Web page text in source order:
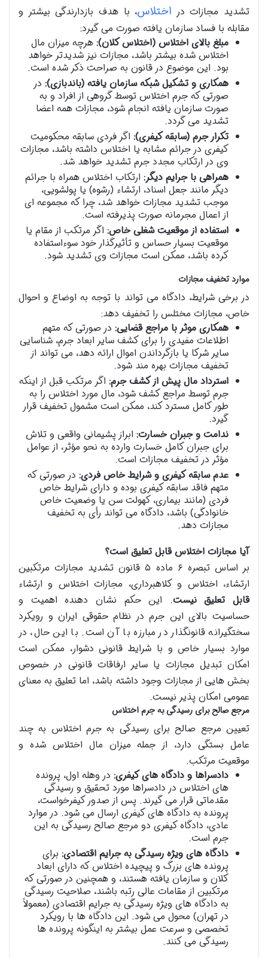
تشدید مجازات در اختلاس، با هدف بازدارندگی بیشتر و
مقابله با فساد سازمان یافته صورت می گیرد:
مبلغ بالای اختلاس (اختلاس کلان): هرچه میزان مال
اختلاس شده بیشتر باشد، مجازات نیز شدیدتر خواهد
بود. این موضوع در قانون به صراحت ذکر شده است.
همکاری و تشکیل شبکه سازمان یافته (باندبازی): در
صورتی که جرم اختلاس توسط گروهی از افراد و به
صورت سازمان یافته انجام شود، مجازات همه اعضا
تشدید می گردد.
تکرار جرم (سابقه کیفری): اگر فردی سابقه محکومیت
کیفری در جرائم مشابه یا اختلاس داشته باشد، مجازات
وی در ارتکاب مجدد جرم تشدید خواهد شد.
همراهی با جرایم دیگر: ارتکاب اختلاس همراه با جرائم
دیگر مانند جعل اسناد، ارتشاء (رشوه) یا پولشویی،
موجب تشدید مجازات خواهد شد، چرا که مجموعه ای
از اعمال مجرمانه صورت پذیرفته است.
استفاده از موقعیت شغلی خاص: اگر مرتکب از مقام یا
موقعیت بسیار حساس و تأثیرگذار خود سوءاستفاده
کرده باشد، ممکن است مجازات وی تشدید شود.
موارد تخفیف مجازات
در برخی شرایط، دادگاه می تواند با توجه به اوضاع و احوال
خاص، مجازات مختلس را تخفیف دهد:
همکاری موثر با مراجع قضایی: در صورتی که متهم
اطلاعات مفیدی را برای کشف سایر ابعاد جرم، شناسایی
سایر شرکا یا بازگرداندن اموال ارائه دهد، می تواند از
تخفیف مجازات بهره مند شود.
استرداد مال پیش از کشف جرم: اگر مرتکب قبل از اینکه
جرم توسط مراجع کشف شود، مال مورد اختلاس را به
طور کامل مسترد کند، ممکن است مشمول تخفیف قرار
گیرد.
ندامت و جبران خسارت: ابراز پشیمانی واقعی و تلاش
برای جبران کامل خسارت وارده به نحو مؤثر، از عوامل
مؤثر در تخفیف مجازات است.
عدم سابقه کیفری و شرایط خاص فردی: در صورتی که
متهم فاقد سابقه کیفری بوده و دارای شرایط خاص
فردی (مانند بیماری، کهولت سن یا وضعیت خاص
خانوادگی) باشد، دادگاه می تواند رأی به تخفیف
مجازات دهد.
آیا مجازات اختلاس قابل تعلیق است؟
بر اساس تبصره ۶ ماده ۵ قانون تشدید مجازات مرتکبین
ارتشاء، اختلاس و کلاهبرداری، مجازات اختلاس و ارتشاء
قابل تعلیق نیست. این حکم نشان دهنده اهمیت و
حساسیت بالای این جرم در نظام حقوقی ایران و رویکرد
سختگیرانه قانونگذار در مبارزه با آن است. با این حال، در
موارد بسیار خاص و با شرایط قانونی دشوار، ممکن است
امکان تبدیل مجازات یا سایر ارفاقات قانونی در خصوص
بخش هایی از مجازات وجود داشته باشد، اما تعلیق به معنای
عمومی امکان پذیر نیست.
مرجع صالح برای رسیدگی به جرم اختلاس
تعیین مرجع صالح برای رسیدگی به جرم اختلاس به چند
عامل بستگی دارد، از جمله میزان مال اختلاس شده و
موقعیت مرتکب.
دادسراها و دادگاه های کیفری: در وهله اول، پرونده
های اختلاس در دادسراها مورد تحقیق و رسیدگی
مقدماتی قرار می گیرند. پس از صدور کیفرخواست،
پرونده به دادگاه های کیفری ارسال می شود. در موارد
عادی، دادگاه کیفری دو مرجع صالح رسیدگی به این
جرم است.
دادگاه های ویژه رسیدگی به جرایم اقتصادی: برای
پرونده های بزرگ و پیچیده اختلاس که دارای ابعاد
کلان و سازمان یافته هستند، و همچنین در صورتی که
مرتکبین از مقامات عالی رتبه باشند، صلاحیت رسیدگی
به دادگاه های ویژه رسیدگی به جرایم اقتصادی (معمولاً
در تهران) محول می شود. این دادگاه ها با رویکرد
تخصصی و سرعت عمل بیشتر به اینگونه پرونده ها
رسیدگی می کنند.